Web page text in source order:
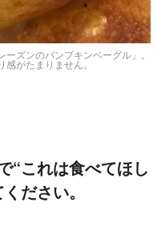
ズンのパンプキンベーグル」。
がたまりません。
“これは食べてほし
ださい。